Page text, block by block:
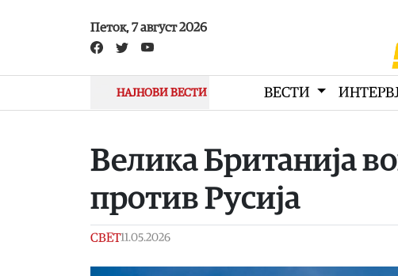
Петок, 7 август 2026
НАЈНОВИ ВЕСТИ ВЕСТИ
Велика Британија
против Русија
СВЕТ11.05.2026